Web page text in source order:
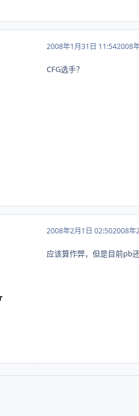
2008年1月31日 11:542008
CFG选手？
2008年2月1日 02:502008年
应该算作弊，但是目前pb